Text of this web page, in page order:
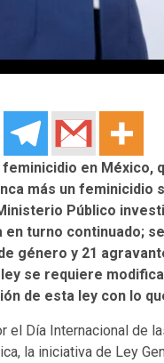
en México,
más un feminicidio
Público
turno continuado;
género y 21
se requiere
de esta ley con lo
el Día Internacional de
la iniciativa de Ley